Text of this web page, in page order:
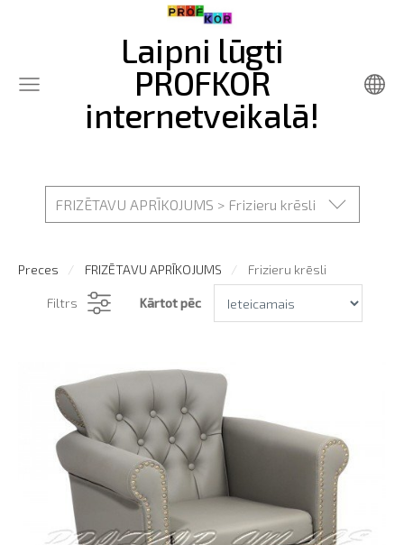
Laipni lūgti
PROFKOR
internetveikalā!
FRIZĒTAVU APRĪKOJUMS > Frizieru krēsli
Preces FRIZĒTAVU APRĪKOJUMS Frizieru krēsli
Filtrs Kārtot pēc